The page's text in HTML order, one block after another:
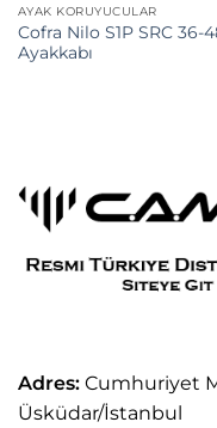
AYAK KORUYUCULAR
Cofra Nilo S1P SRC 36-
Ayakkabı
Adres: Cumhuriyet
Üsküdar/İstanbul